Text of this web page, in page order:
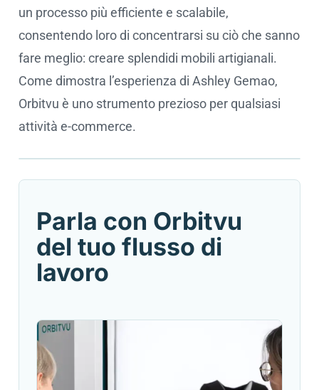
un processo più efficiente e scalabile,
consentendo loro di concentrarsi su ciò che sanno
fare meglio: creare splendidi mobili artigianali.
Come dimostra l’esperienza di Ashley Gemao,
Orbitvu è uno strumento prezioso per qualsiasi
attività e-commerce.
Parla con Orbitvu
del tuo flusso di
lavoro